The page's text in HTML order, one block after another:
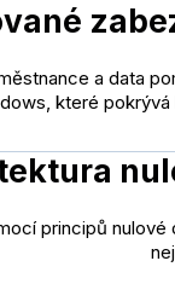
a data
které
principů